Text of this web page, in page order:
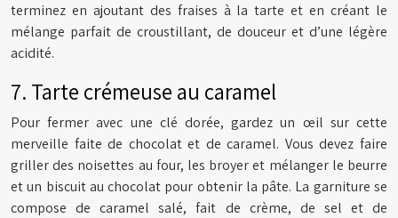
terminez en ajoutant des fraises à la tarte et en créant le
mélange parfait de croustillant, de douceur et d’une légère
acidité.
7. Tarte crémeuse au caramel
Pour fermer avec une clé dorée, gardez un œil sur cette
merveille faite de chocolat et de caramel. Vous devez faire
griller des noisettes au four, les broyer et mélanger le beurre
et un biscuit au chocolat pour obtenir la pâte. La garniture se
compose de caramel salé, fait de crème, de sel et de